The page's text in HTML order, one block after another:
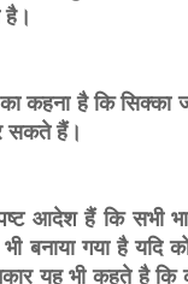
है।
है कि सिक्का
सकते हैं।
आदेश हैं कि सभी
बनाया गया है यदि
यह भी कहते है कि